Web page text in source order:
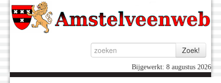
Bijgewerkt: 8 augustus 2026